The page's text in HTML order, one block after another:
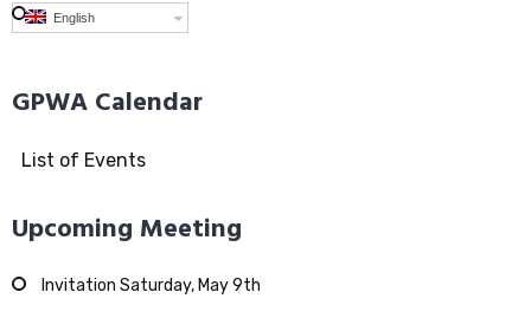
English
GPWA Calendar
List of Events
Upcoming Meeting
Invitation Saturday, May 9th